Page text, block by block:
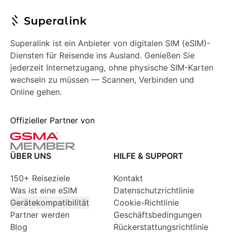
Superalink ist ein Anbieter von digitalen SIM (eSIM)-
Diensten für Reisende ins Ausland. Genießen Sie
jederzeit Internetzugang, ohne physische SIM-Karten
wechseln zu müssen — Scannen, Verbinden und
Online gehen.
Offizieller Partner von
ÜBER UNS
150+ Reiseziele
Was ist eine eSIM
Gerätekompatibilität
Partner werden
Blog
HILFE & SUPPORT
Kontakt
Datenschutzrichtlinie
Cookie-Richtlinie
Geschäftsbedingungen
Rückerstattungsrichtlinie